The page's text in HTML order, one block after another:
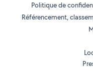
Politique de
Référencement,